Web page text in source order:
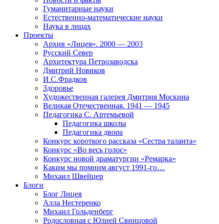
Гуманитарные науки
Естественно-математические науки
Наука в лицах
Проекты
Архив «Лицея». 2000 — 2003
Русский Север
Архитектура Петрозаводска
Дмитрий Новиков
И.С.Фрадков
Здоровье
Художественная галерея Дмитрия Москина
Великая Отечественная. 1941 — 1945
Педагогика С. Артемьевой
Педагогика школы
Педагогика двора
Конкурс короткого рассказа «Сестра таланта»
Конкурс «Во весь голос»
Конкурс новой драматургии «Ремарка»
Каким мы помним август 1991-го…
Михаил Швейцер
Блоги
Блог Лицея
Алла Нестеренко
Михаил Гольденберг
Родословная с Юлией Свинцовой